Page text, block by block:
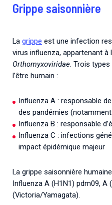
Grippe saisonnière
La grippe est une infection
virus influenza, appartenant à
Orthomyxoviridae. Trois
l’être humain :
Influenza A : responsable
des pandémies
Influenza B : responsable
Influenza C : infections
impact épidémique majeur
La grippe saisonnière
Influenza A (H1N1) pdm09, A
(Victoria/Yamagata).